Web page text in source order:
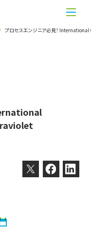
プロセスエンジニア必見！
TwitterFacebookLinkedin